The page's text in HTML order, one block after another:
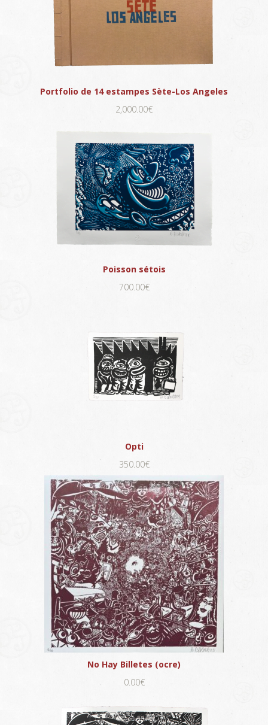
Portfolio de 14 estampes Sète-Los Angeles
2,000.00€
Poisson sétois
700.00€
Opti
350.00€
No Hay Billetes (ocre)
0.00€